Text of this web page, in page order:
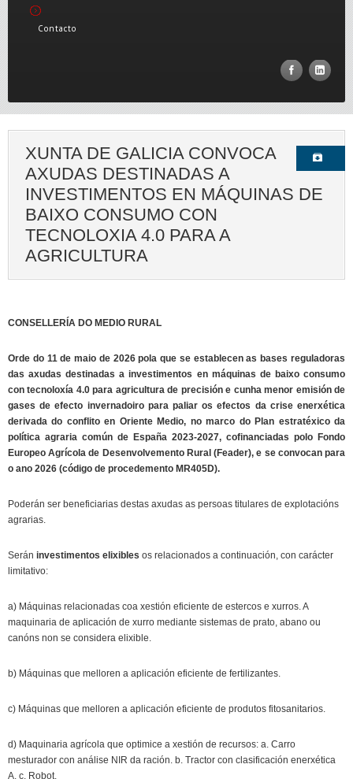
Contacto
XUNTA DE GALICIA CONVOCA
AXUDAS DESTINADAS A
INVESTIMENTOS EN MÁQUINAS DE
BAIXO CONSUMO CON
TECNOLOXIA 4.0 PARA A
AGRICULTURA
CONSELLERÍA DO MEDIO RURAL
Orde do 11 de maio de 2026 pola que se establecen as bases reguladoras
das axudas destinadas a investimentos en máquinas de baixo consumo
con tecnoloxía 4.0 para agricultura de precisión e cunha menor emisión de
gases de efecto invernadoiro para paliar os efectos da crise enerxética
derivada do conflito en Oriente Medio, no marco do Plan estratéxico da
política agraria común de España 2023-2027, cofinanciadas polo Fondo
Europeo Agrícola de Desenvolvemento Rural (Feader), e se convocan para
o ano 2026 (código de procedemento MR405D).
Poderán ser beneficiarias destas axudas as persoas titulares de explotacións
agrarias.
Serán investimentos elixibles os relacionados a continuación, con carácter
limitativo:
a) Máquinas relacionadas coa xestión eficiente de estercos e xurros. A
maquinaria de aplicación de xurro mediante sistemas de prato, abano ou
canóns non se considera elixible.
b) Máquinas que melloren a aplicación eficiente de fertilizantes.
c) Máquinas que melloren a aplicación eficiente de produtos fitosanitarios.
d) Maquinaria agrícola que optimice a xestión de recursos: a. Carro
mesturador con análise NIR da ración. b. Tractor con clasificación enerxética
A. c. Robot.